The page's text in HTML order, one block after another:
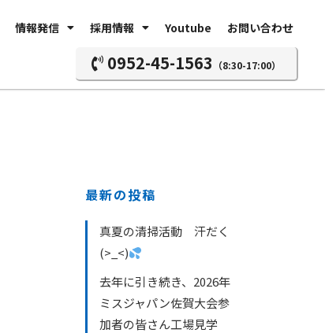
情報発信 採用情報 Youtube お問い合わせ
0952-45-1563 （8:30-17:00）
最新の投稿
真夏の清掃活動 汗だく
(>_<)
去年に引き続き、2026年
ミスジャパン佐賀大会参
加者の皆さん工場見学